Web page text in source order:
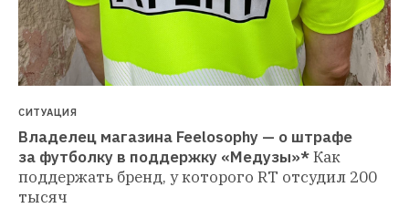
СИТУАЦИЯ
Владелец магазина Feelosophy — о штрафе
за футболку в поддержку «Медузы»*Как
поддержать бренд, у которого RT отсудил 200
тысяч